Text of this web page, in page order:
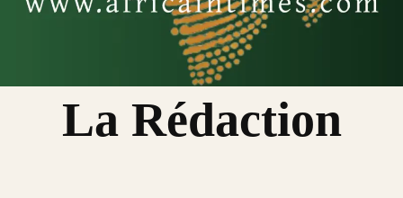
La Rédaction